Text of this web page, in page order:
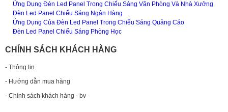
Ứng Dụng Đèn Led Panel Trong Chiếu Sáng Văn Phòng Và Nhà Xưởng
Đèn Led Panel Chiếu Sáng Ngân Hàng
Ứng Dụng Của Đèn Led Panel Trong Chiếu Sáng Quảng Cáo
Đèn Led Panel Chiếu Sáng Phòng Học
CHÍNH SÁCH KHÁCH HÀNG
- Thông tin
- Hướng dẫn mua hàng
- Chính sách khách hàng - bv